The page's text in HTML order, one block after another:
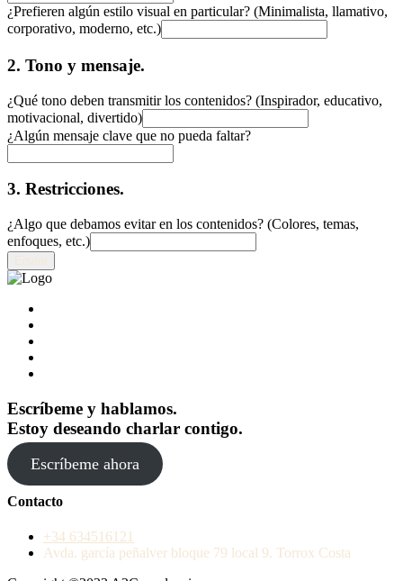
¿Prefieren algún estilo visual en particular? (Minimalista, llamativo,
corporativo, moderno, etc.)
2. Tono y mensaje.
¿Qué tono deben transmitir los contenidos? (Inspirador, educativo,
motivacional, divertido)
¿Algún mensaje clave que no pueda faltar?
3. Restricciones.
¿Algo que debamos evitar en los contenidos? (Colores, temas,
enfoques, etc.)
Enviar
Escríbeme y hablamos.
Estoy deseando charlar contigo.
Escríbeme ahora
Contacto
+34 634516121
Avda. garcía peñalver bloque 79 local 9. Torrox Costa